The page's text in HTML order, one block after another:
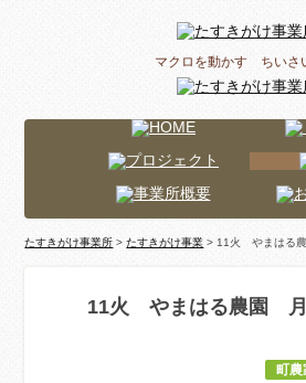
マクロを動かす ちいさ
たすきがけ事業所 >たすきがけ事業 > 11火 やまはる
11火 やまはる農園 月
町農